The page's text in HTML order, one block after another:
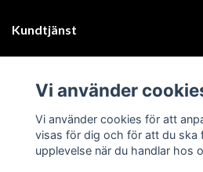
Kundtjänst
Sociala medier
Vi använder
Vi använder cookies för att
visas för dig och för att du ska
upplevelse när du handlar hos